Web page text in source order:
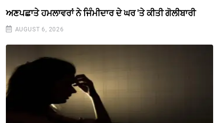
ਅਣਪਛਾਤੇ ਹਮਲਾਵਰਾਂ ਨੇ ਜਿੰਮੀਦਾਰ ਦੇ ਘਰ 'ਤੇ ਕੀਤੀ ਗੋਲੀਬਾਰੀ
AUGUST 6, 2026